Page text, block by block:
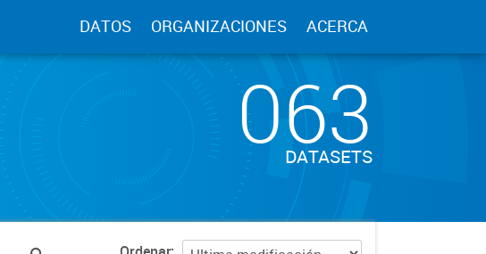
DATOS ORGANIZACIONES ACERCA
063
DATASETS